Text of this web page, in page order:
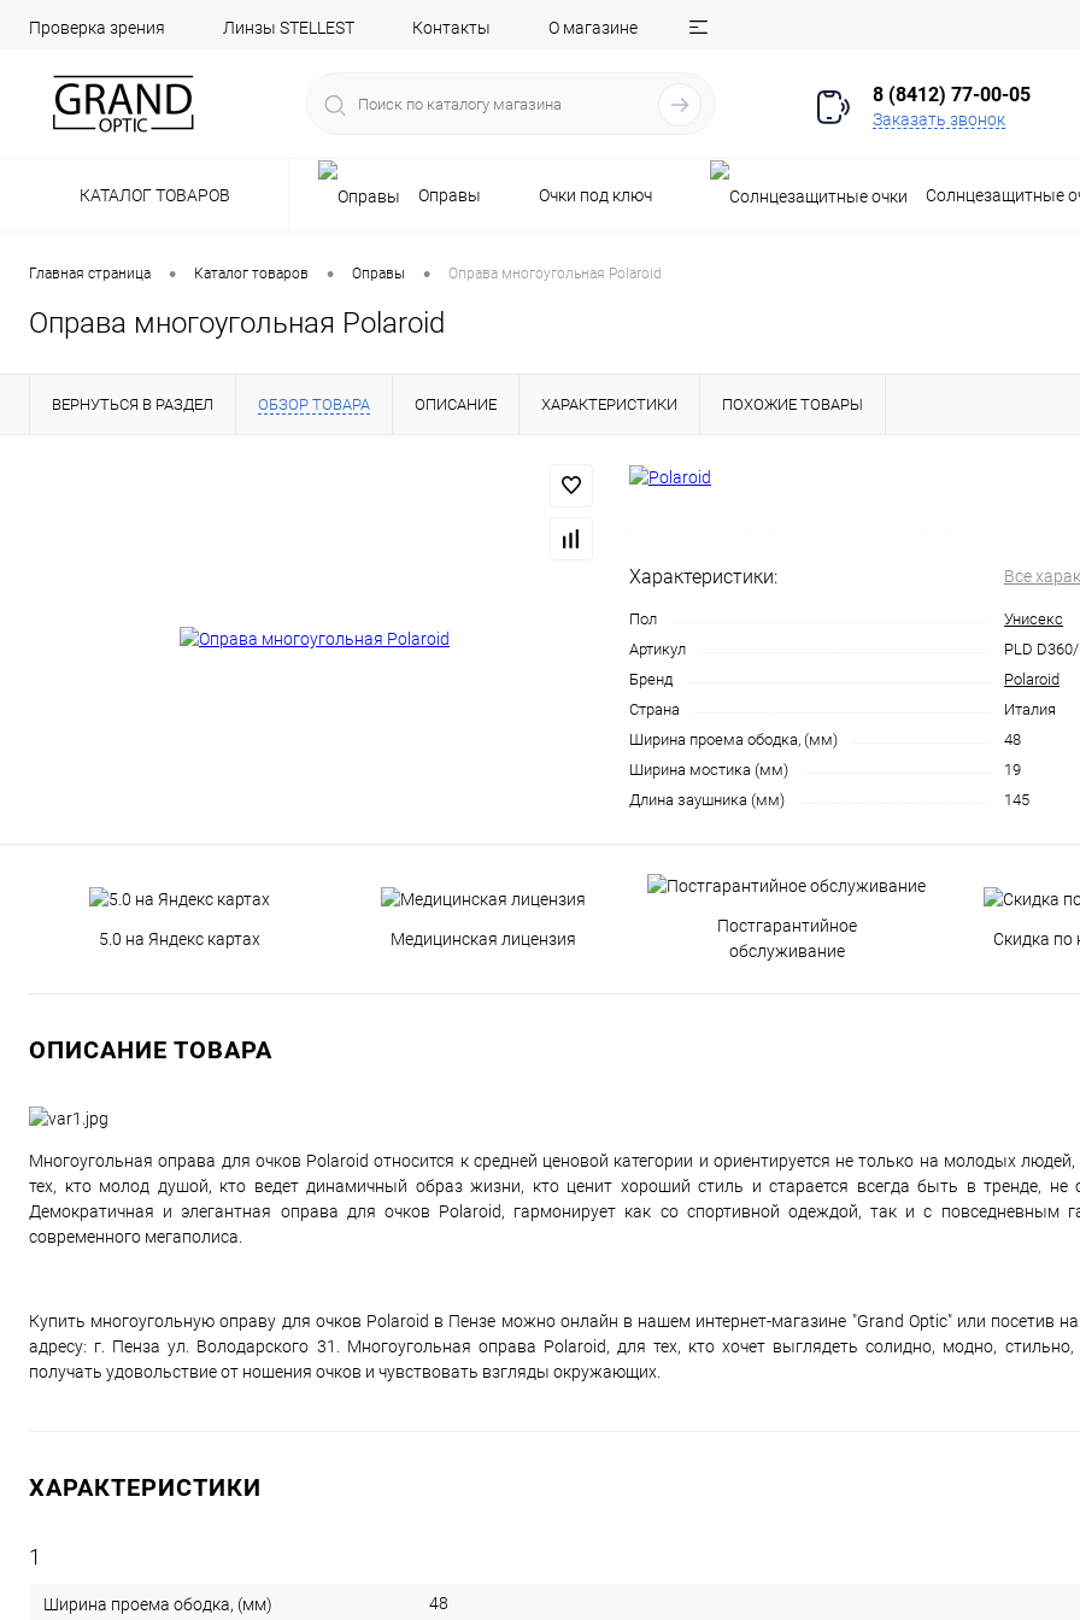
Проверка зрения Линзы STELLEST Контакты О магазине
8 (8412) 77-00-05
Заказать звонок
КАТАЛОГ ТОВАРОВ Оправы Очки под ключ Солнцезащитные
Главная страница • Каталог товаров • Оправы • Оправа многоугольная Polaroid
Оправа многоугольная Polaroid
ВЕРНУТЬСЯ В РАЗДЕЛ ОБЗОР ТОВАРА ОПИСАНИЕ ХАРАКТЕРИСТИКИ ПОХОЖИЕ ТОВАРЫ
Характеристики: Все
Пол
Унисекс
Артикул
PLD
Бренд
Polaroid
Страна
Италия
Ширина проема ободка, (мм)
48
Ширина мостика (мм)
19
Длина заушника (мм)
145
5.0 на Яндекс картах Медицинская лицензия
Постгарантийное
обслуживание
Скидка по
ОПИСАНИЕ ТОВАРА
Многоугольная оправа для очков Polaroid относится к средней ценовой категории и ориентируется не только на молодых
тех, кто молод душой, кто ведет динамичный образ жизни, кто ценит хороший стиль и старается всегда быть в тренде, не
Демократичная и элегантная оправа для очков Polaroid, гармонирует как со спортивной одеждой, так и с повседневным
современного мегаполиса.
Купить многоугольную оправу для очков Polaroid в Пензе можно онлайн в нашем интернет-магазине "Grand Optic" или посетив
адресу: г. Пенза ул. Володарского 31. Многоугольная оправа Polaroid, для тех, кто хочет выглядеть солидно, модно, стильно,
получать удовольствие от ношения очков и чувствовать взгляды окружающих.
ХАРАКТЕРИСТИКИ
1
Ширина проема ободка, (мм) 48